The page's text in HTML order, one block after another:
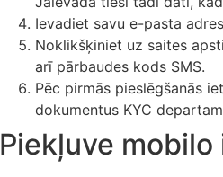
Ievadiet savu e-pasta
Noklikšķiniet uz saites
arī pārbaudes kods SMS.
Pēc pirmās pieslēgšanās
dokumentus KYC
Piekļuve